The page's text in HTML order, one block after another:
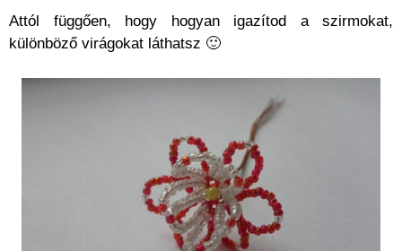
Attól függően, hogy hogyan igazítod a szirmokat,
különböző virágokat láthatsz 🙂